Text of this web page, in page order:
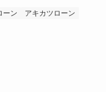
ーン
アキカツローン